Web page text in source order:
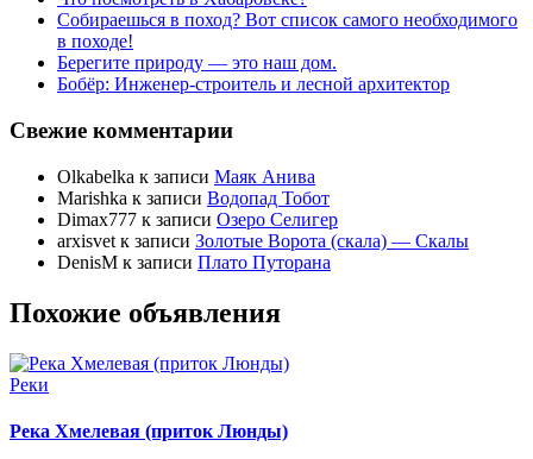
Собираешься в поход? Вот список самого необходимого
в походе!
Берегите природу — это наш дом.
Бобёр: Инженер-строитель и лесной архитектор
Свежие комментарии
Olkabelka к записи Маяк Анива
Marishka к записи Водопад Тобот
Dimax777 к записи Озеро Селигер
arxisvet к записи Золотые Ворота (скала) — Скалы
DenisM к записи Плато Путорана
Похожие объявления
Реки
Река Хмелевая (приток Люнды)